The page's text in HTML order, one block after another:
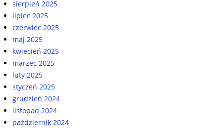
sierpień 2025
lipiec 2025
czerwiec 2025
maj 2025
kwiecień 2025
marzec 2025
luty 2025
styczeń 2025
grudzień 2024
listopad 2024
październik 2024